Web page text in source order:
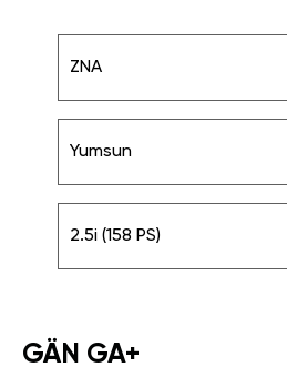
ZNA
Yumsun
2.5i (158 PS)
GÄN GA+